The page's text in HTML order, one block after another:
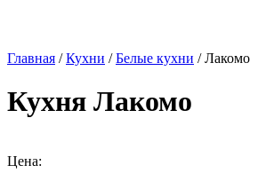
Главная /Кухни /Белые кухни / Лакомо
Кухня Лакомо
Цена: